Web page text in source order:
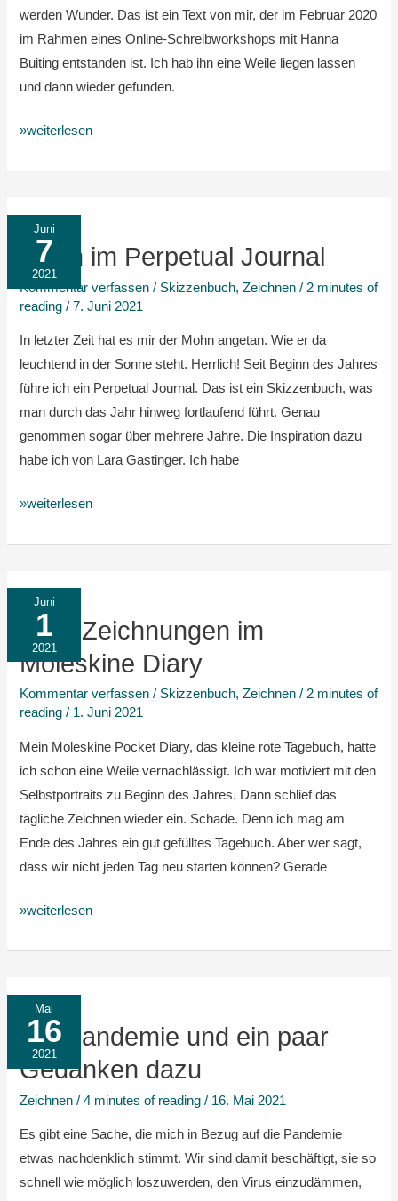
werden Wunder. Das ist ein Text von mir, der im Februar 2020
im Rahmen eines Online-Schreibworkshops mit Hanna
Buiting entstanden ist. Ich hab ihn eine Weile liegen lassen
und dann wieder gefunden.
»weiterlesen
Juni
7
2021
Mohn im Perpetual Journal
Kommentar verfassen / Skizzenbuch,Zeichnen / 2 minutes of
reading /7. Juni 2021
In letzter Zeit hat es mir der Mohn angetan. Wie er da
leuchtend in der Sonne steht. Herrlich! Seit Beginn des Jahres
führe ich ein Perpetual Journal. Das ist ein Skizzenbuch, was
man durch das Jahr hinweg fortlaufend führt. Genau
genommen sogar über mehrere Jahre. Die Inspiration dazu
habe ich von Lara Gastinger. Ich habe
Mohn
Perpetual
»weiterlesen
Juni
1
2021
Mai | Zeichnungen im
Moleskine Diary
Kommentar verfassen / Skizzenbuch,Zeichnen /2 minutes of
reading / 1. Juni 2021
Mein Moleskine Pocket Diary, das kleine rote Tagebuch, hatte
ich schon eine Weile vernachlässigt. Ich war motiviert mit den
Selbstportraits zu Beginn des Jahres. Dann schlief das
tägliche Zeichnen wieder ein. Schade. Denn ich mag am
Ende des Jahres ein gut gefülltes Tagebuch. Aber wer sagt,
dass wir nicht jeden Tag neu starten können? Gerade
Mai
Zeichnungen
im
Moleskine
Diary
»weiterlesen
Mai
16
2021
Die Pandemie und ein paar
Gedanken dazu
Zeichnen /4 minutes of reading / 16. Mai 2021
Es gibt eine Sache, die mich in Bezug auf die Pandemie
etwas nachdenklich stimmt. Wir sind damit beschäftigt, sie so
schnell wie möglich loszuwerden, den Virus einzudämmen,
Die
Pandemie
und
ein
paar